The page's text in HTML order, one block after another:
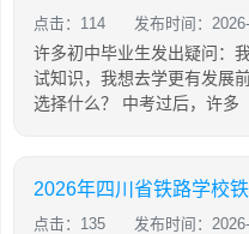
点击：114 发布时间：
许多初中毕业生发出疑问：
试知识，我想去学更有发展
选择什么？ 中考过后，许多
2026年四川省铁路学校
点击：135 发布时间：